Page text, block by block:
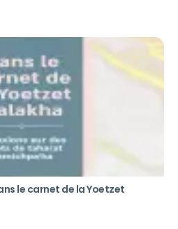
le carnet de la Yoetzet